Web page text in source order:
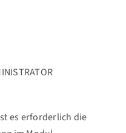
es erforderlich die